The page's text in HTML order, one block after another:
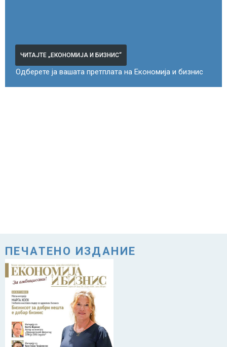
ЧИТАЈТЕ „ЕКОНОМИЈА И БИЗНИС“
Одберете ја вашата претплата на Економија и бизнис
ПЕЧАТЕНО ИЗДАНИЕ